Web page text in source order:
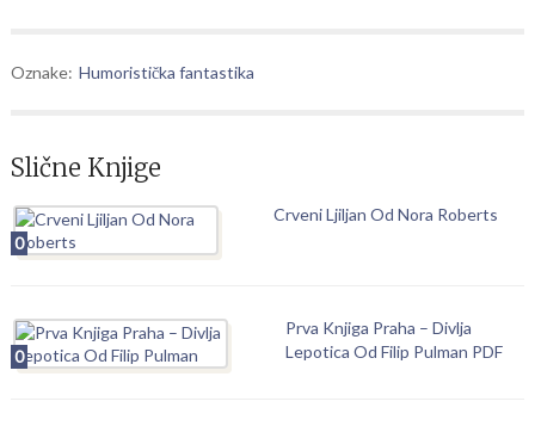
Oznake: Humoristička fantastika
Slične Knjige
0
Crveni Ljiljan Od Nora Roberts
0
Prva Knjiga Praha – Divlja
Lepotica Od Filip Pulman PDF